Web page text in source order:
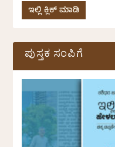
ಇಲ್ಲಿ ಕ್ಲಿಕ್ ಮಾಡಿ
ಪುಸ್ತಕ ಸಂಪಿಗೆ